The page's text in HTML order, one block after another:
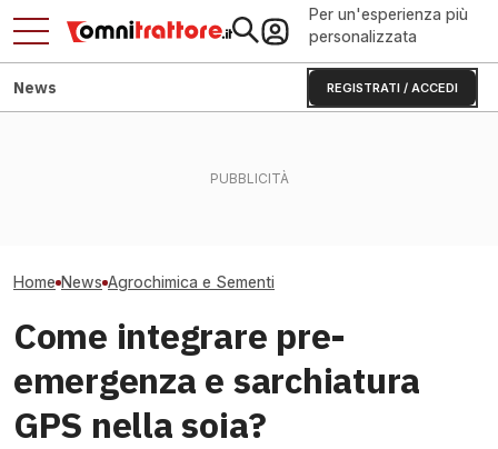
Per un'esperienza più
personalizzata
REGISTRATI / ACCEDI
News
Home News Agrochimica e Sementi
Come integrare pre-
emergenza e sarchiatura
GPS nella soia?